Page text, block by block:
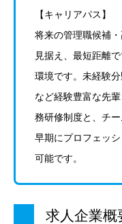
【キャリアパス】
将来の管理職候補
見据え、最短距離
環境です。未経験
など経験豊富な先
務研修制度と、チ
早期にプロフェッ
可能です。
求人企業概